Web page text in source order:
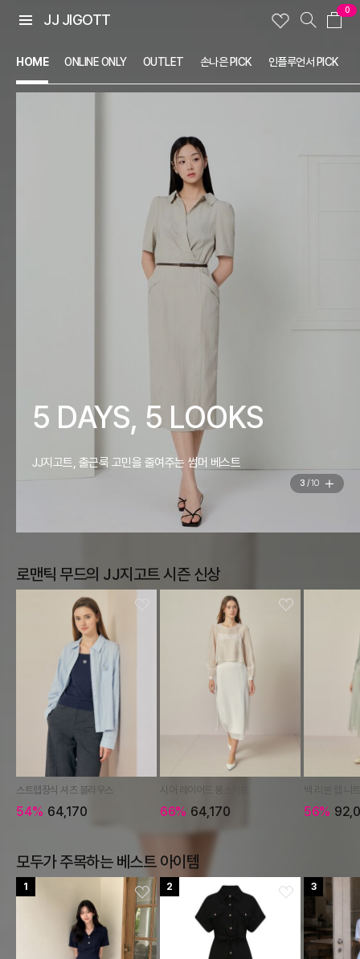
0
JJ JIGOTT
HOME ONLINE ONLY OUTLET 손나은 PICK 인플루언서 PICK
MOST LOVED ITEM
지금 가장 사랑받는 JJ지고트 아이템 총 집합
4 /10
로맨틱 무드의 JJ지고트 시즌 신상
스트랩장식 셔츠 블라우스
54% 64,170
시어 레이어드 롱스커트
66% 64,170 56%
모두가 주목하는 베스트 아이템
1 2 3